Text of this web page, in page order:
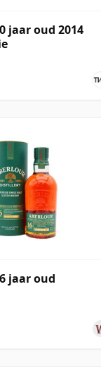
jaar oud 2014
jaar oud